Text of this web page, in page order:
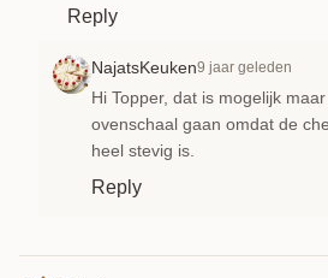
Reply
NajatsKeuken9 jaar geleden
Hi Topper, dat is mogelijk
ovenschaal gaan omdat de
heel stevig is.
Reply